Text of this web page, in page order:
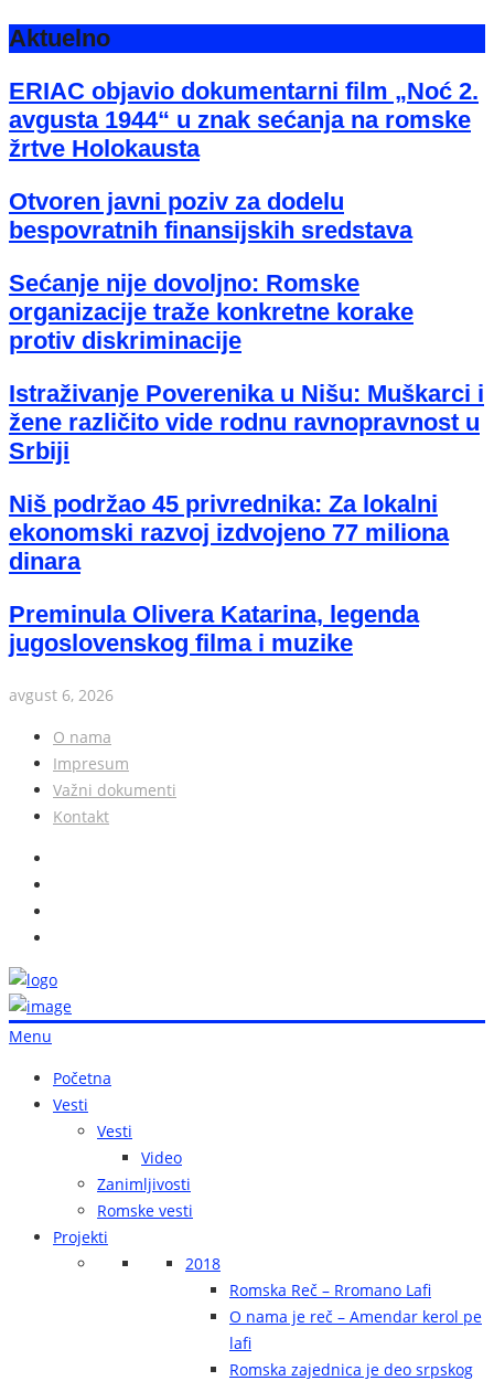
Aktuelno
ERIAC objavio dokumentarni film „Noć 2.
avgusta 1944“ u znak sećanja na romske
žrtve Holokausta
Otvoren javni poziv za dodelu
bespovratnih finansijskih sredstava
Sećanje nije dovoljno: Romske
organizacije traže konkretne korake
protiv diskriminacije
Istraživanje Poverenika u Nišu: Muškarci i
žene različito vide rodnu ravnopravnost u
Srbiji
Niš podržao 45 privrednika: Za lokalni
ekonomski razvoj izdvojeno 77 miliona
dinara
Preminula Olivera Katarina, legenda
jugoslovenskog filma i muzike
avgust 6, 2026
O nama
Impresum
Važni dokumenti
Kontakt
Menu
Početna
Vesti
Vesti
Video
Zanimljivosti
Romske vesti
Projekti
2018
Romska Reč – Rromano Lafi
O nama je reč – Amendar kerol pe
lafi
Romska zajednica je deo srpskog